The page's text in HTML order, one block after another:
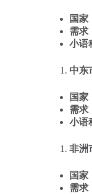
国家
需求
小语
中东
国家
需求
小语
非洲
国家
需求